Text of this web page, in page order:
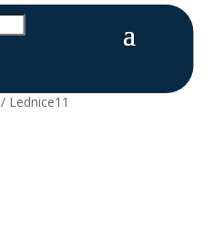
/ Lednice11